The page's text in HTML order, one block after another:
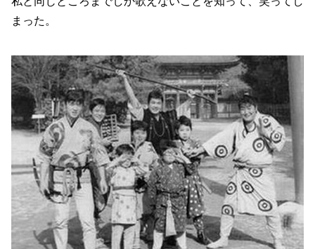
まった。